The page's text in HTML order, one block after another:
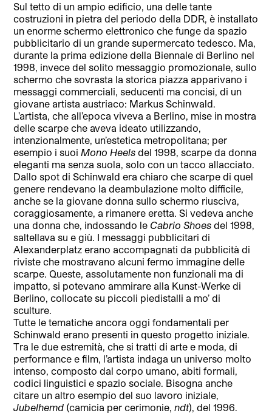
Sul tetto di un ampio edificio, una delle tante
costruzioni in pietra del periodo della DDR, è installato
un enorme schermo elettronico che funge da spazio
pubblicitario di un grande supermercato tedesco. Ma,
durante la prima edizione della Biennale di Berlino nel
1998, invece del solito messaggio promozionale, sullo
schermo che sovrasta la storica piazza apparivano i
messaggi commerciali, seducenti ma concisi, di un
giovane artista austriaco: Markus Schinwald.
L’artista, che all’epoca viveva a Berlino, mise in mostra
delle scarpe che aveva ideato utilizzando,
intenzionalmente, un’estetica metropolitana; per
esempio i suoiMono Heels del 1998, scarpe da donna
eleganti ma senza suola, solo con un tacco allacciato.
Dallo spot di Schinwald era chiaro che scarpe di quel
genere rendevano la deambulazione molto difficile,
anche se la giovane donna sullo schermo riusciva,
coraggiosamente, a rimanere eretta. Si vedeva anche
una donna che, indossando le Cabrio Shoes del 1998,
saltellava su e giù. I messaggi pubblicitari di
Alexanderplatz erano accompagnati da pubblicità di
riviste che mostravano alcuni fermo immagine delle
scarpe. Queste, assolutamente non funzionali ma di
impatto, si potevano ammirare alla Kunst-Werke di
Berlino, collocate su piccoli piedistalli a mo’ di
sculture.
Tutte le tematiche ancora oggi fondamentali per
Schinwald erano presenti in questo progetto iniziale.
Tra le due estremità, che si tratti di arte e moda, di
performance e film, l’artista indaga un universo molto
intenso, composto dal corpo umano, abiti formali,
codici linguistici e spazio sociale. Bisogna anche
citare un altro esempio del suo lavoro iniziale,
Jubelhemd (camicia per cerimonie,ndt), del 1996.